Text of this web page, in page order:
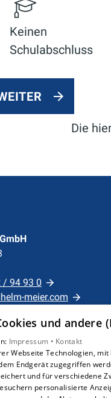
Keinen
Schulabschluss
Die
/ 94 93 0
meier.com
·
·
und andere
Impressum • Kontakt
Webseite Technologien,
Endgerät zugegriffen
und für verschiedene
personalisierte